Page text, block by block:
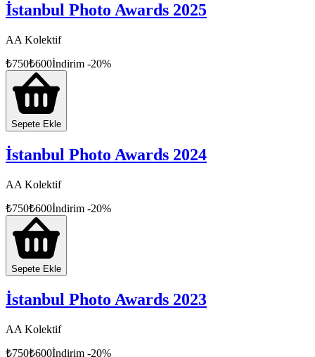
İstanbul Photo Awards 2025
AA Kolektif
₺750₺600İndirim -20%
Sepete Ekle
İstanbul Photo Awards 2024
AA Kolektif
₺750₺600İndirim -20%
Sepete Ekle
İstanbul Photo Awards 2023
AA Kolektif
₺750₺600İndirim -20%